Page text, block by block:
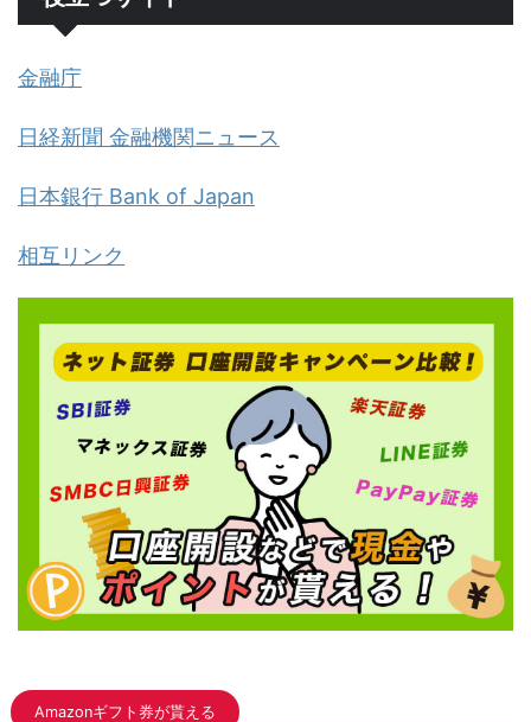
金融庁
日経新聞 金融機関ニュース
日本銀行 Bank of Japan
相互リンク
Amazonギフト券が貰える